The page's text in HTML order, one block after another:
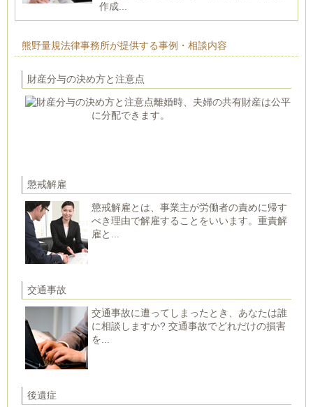
作成...
熊野量規法律事務所が提供する事例・相談内容
財産分与の決め方と注意点
離婚時、夫婦の共有財産は公平
に分配できます。
懲戒解雇
懲戒解雇とは、事業主が労働者の責めに帰す
べき理由で解雇することをいいます。重責解
雇と...
交通事故
交通事故に遭ってしまったとき、あなたは誰
に相談しますか? 交通事故でどれだけの損害
を...
後遺症